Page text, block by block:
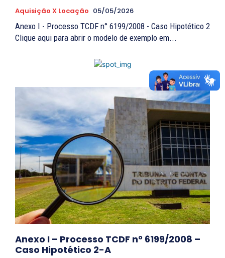
Aquisição X Locação 05/05/2026
Anexo I - Processo TCDF n° 6199/2008 - Caso Hipotético 2
Clique aqui para abrir o modelo de exemplo em...
Anexo I – Processo TCDF n° 6199/2008 –
Caso Hipotético 2-A